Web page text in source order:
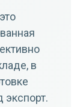
в
экспорт.